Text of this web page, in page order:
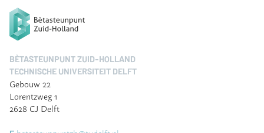
BÈTASTEUNPUNT ZUID-HOLLAND
TECHNISCHE UNIVERSITEIT DELFT
Gebouw 22
Lorentzweg 1
2628 CJ Delft